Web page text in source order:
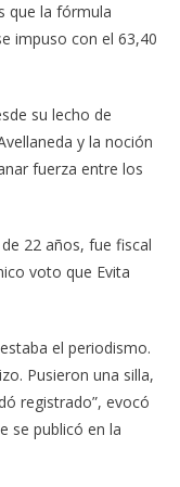
que la fórmula
impuso con el 63,40
su lecho de
y la noción
fuerza entre los
22 años, fue fiscal
voto que Evita
el periodismo.
Pusieron una silla,
registrado”, evocó
se publicó en la